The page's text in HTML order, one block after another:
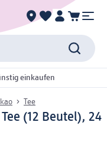
einkaufen
Tee
(12 Beutel), 24